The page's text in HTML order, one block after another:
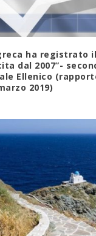
ha registrato
dal 2007”-
Ellenico
2019)